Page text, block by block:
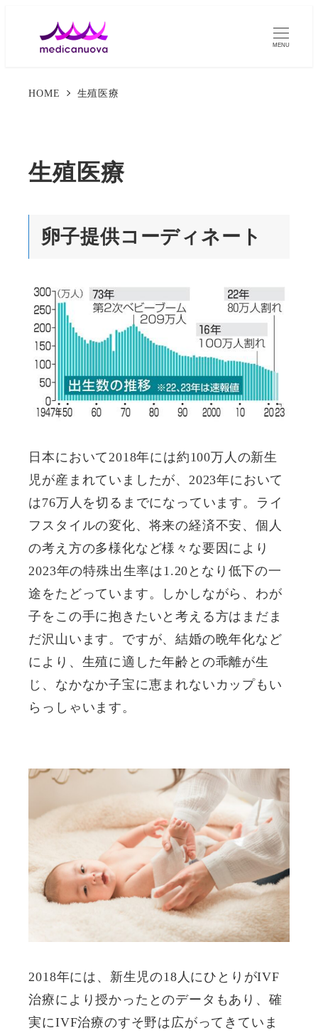
MENU
HOME 生殖医療
生殖医療
卵子提供コーディネート
日本において2018年には約100万人の新生
児が産まれていましたが、2023年において
は76万人を切るまでになっています。ライ
フスタイルの変化、将来の経済不安、個人
の考え方の多様化など様々な要因により
2023年の特殊出生率は1.20となり低下の一
途をたどっています。しかしながら、わが
子をこの手に抱きたいと考える方はまだま
だ沢山います。ですが、結婚の晩年化など
により、生殖に適した年齢との乖離が生
じ、なかなか子宝に恵まれないカップもい
らっしゃいます。
2018年には、新生児の18人にひとりがIVF
治療により授かったとのデータもあり、確
実にIVF治療のすそ野は広がってきていま